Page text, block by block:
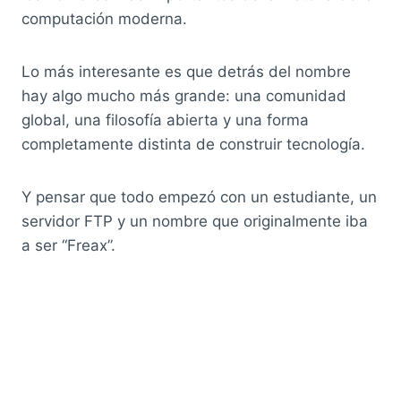
computación moderna.
Lo más interesante es que detrás del nombre
hay algo mucho más grande: una comunidad
global, una filosofía abierta y una forma
completamente distinta de construir tecnología.
Y pensar que todo empezó con un estudiante, un
servidor FTP y un nombre que originalmente iba
a ser “Freax”.